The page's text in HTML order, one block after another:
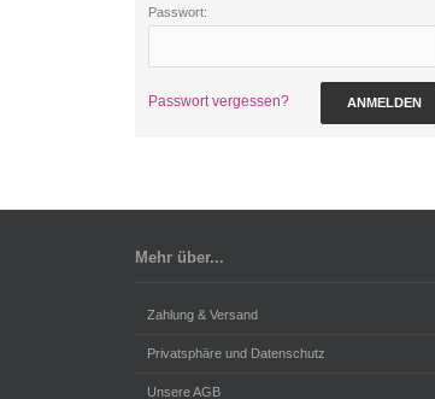
Passwort:
Passwort vergessen? ANMELDEN
Mehr über...
Zahlung & Versand
Privatsphäre und Datenschutz
Unsere AGB